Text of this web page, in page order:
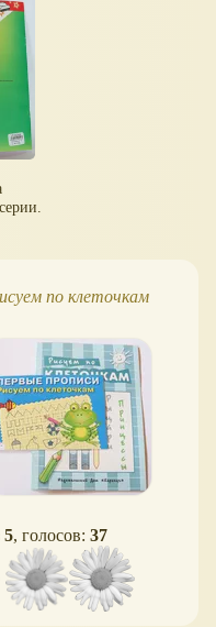
по клеточкам
5, голосов: 37